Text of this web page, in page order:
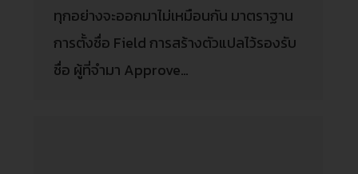
ทุกอย่างจะออกมาไม่เหมือนกัน มาตราฐาน
การตั้งชื่อ Field การสร้างตัวแปลไว้รองรับ
ชื่อ ผู้ที่จำมา Approve…